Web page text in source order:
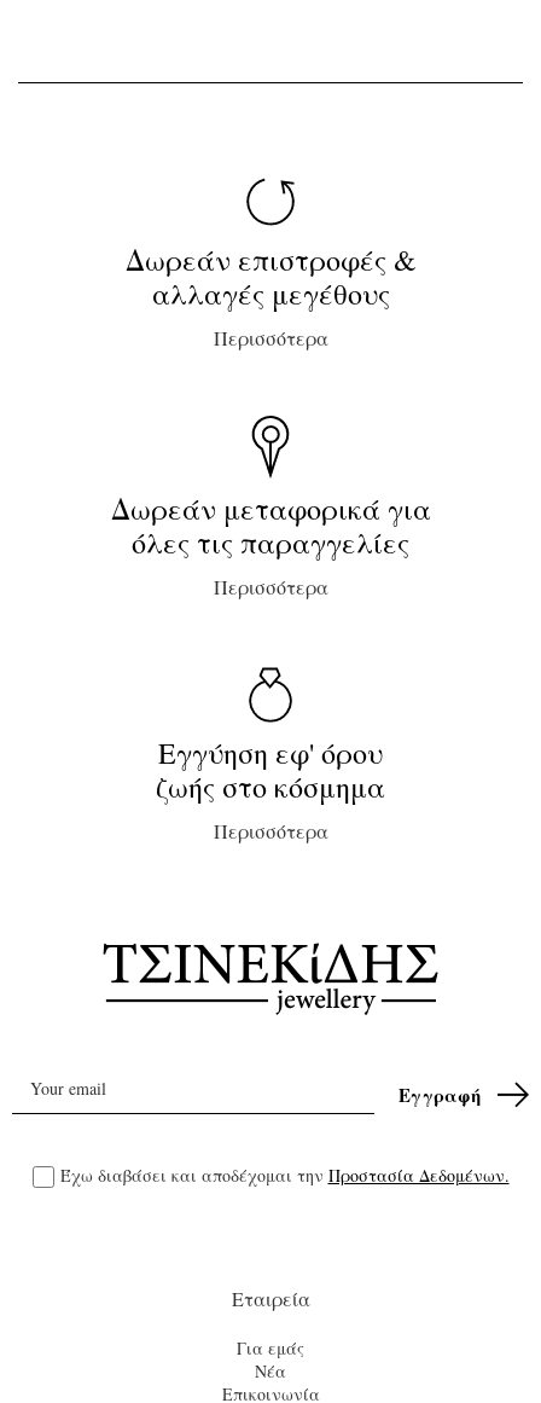
Δωρεάν επιστροφές &
αλλαγές μεγέθους
Περισσότερα
Δωρεάν μεταφορικά για
όλες τις παραγγελίες
Περισσότερα
Εγγύηση εφ' όρου
ζωής στο κόσμημα
Περισσότερα
Έχω διαβάσει και αποδέχομαι την Προστασία Δεδομένων.
Εταιρεία
Για εμάς
Νέα
Επικοινωνία